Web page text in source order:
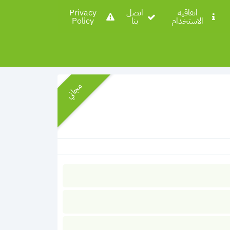
اتفاقية
الاستخدام
اتصل
بنا
Privacy
Policy
مجاني